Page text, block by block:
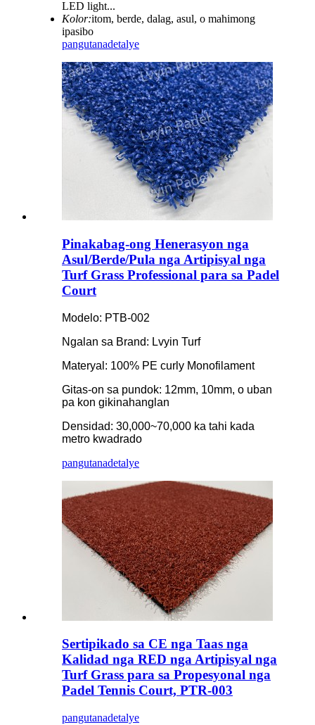
LED light...
Kolor:itom, berde, dalag, asul, o mahimong
ipasibo
pangutanadetalye
Pinakabag-ong Henerasyon nga
Asul/Berde/Pula nga Artipisyal nga
Turf Grass Professional para sa Padel
Court
Modelo: PTB-002
Ngalan sa Brand: Lvyin Turf
Materyal: 100% PE curly Monofilament
Gitas-on sa pundok: 12mm, 10mm, o uban
pa kon gikinahanglan
Densidad: 30,000~70,000 ka tahi kada
metro kwadrado
pangutanadetalye
Sertipikado sa CE nga Taas nga
Kalidad nga RED nga Artipisyal nga
Turf Grass para sa Propesyonal nga
Padel Tennis Court, PTR-003
pangutanadetalye